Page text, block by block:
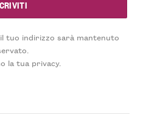
tuo indirizzo sarà mantenuto
la tua privacy.